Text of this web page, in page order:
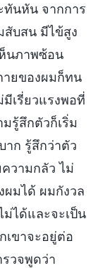
ทันหัน จากการ
สับสน มีไข้สูง
นภาพซ้อน
ายของผมก็ทน
เรี่ยวแรงพอที่
รู้สึกตัวก็เริ่ม
าก รู้สึกว่าตัว
วามกลัว ไม่
มได้ ผมกังวล
ม่ได้และจะเป็น
ขาจะอยู่ต่อ
วจพูดว่า